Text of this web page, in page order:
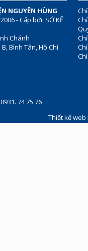
NGUYÊN HÙNG
- Cấp bởi: SỞ KẾ
Chánh
Bình Tân, Hồ Chí
74 75 76
Thiết kế web